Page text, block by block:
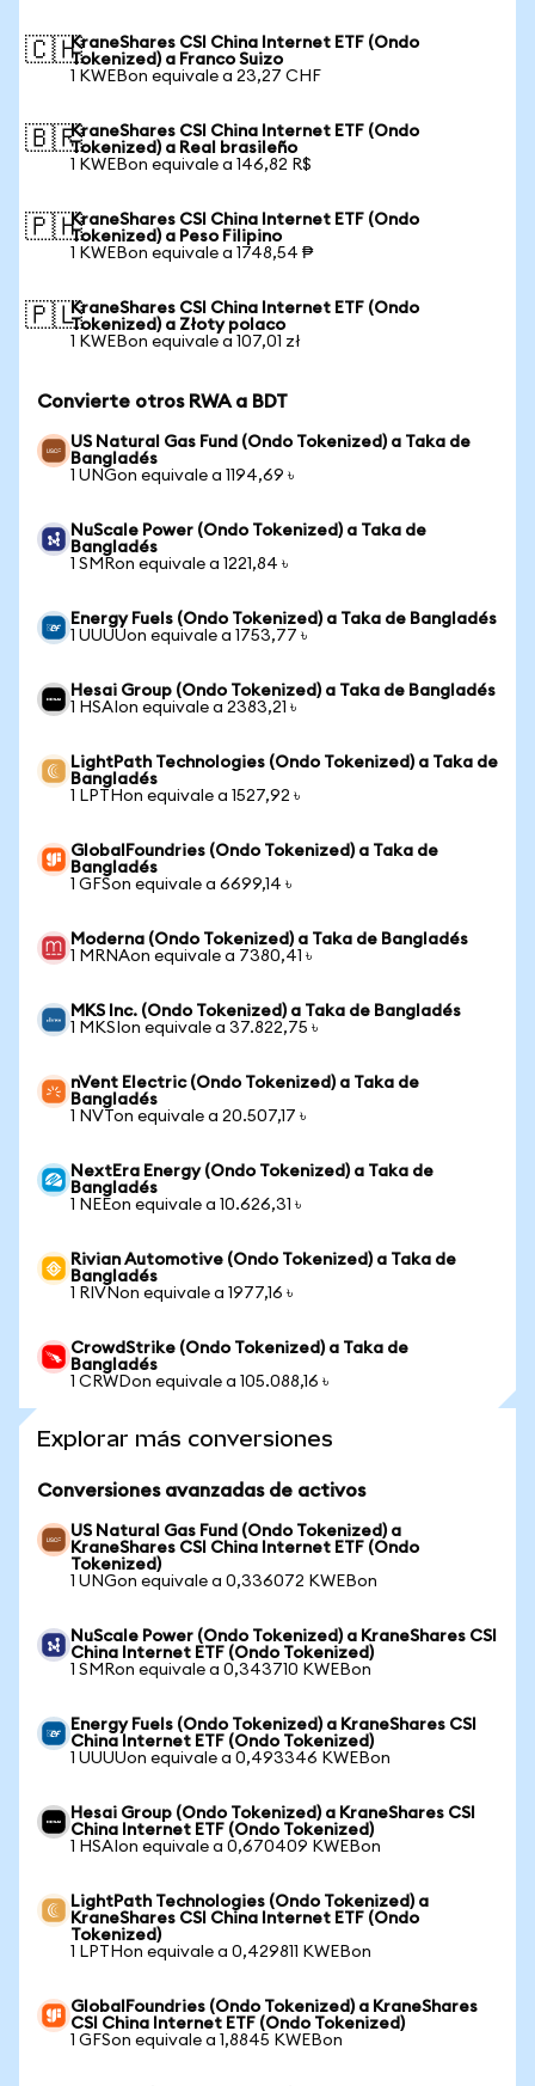
🇨🇭KraneShares CSI China Internet ETF (Ondo
Tokenized) a Franco Suizo
1 KWEBon equivale a 23,27 CHF
🇧🇷KraneShares CSI China Internet ETF (Ondo
Tokenized) a Real brasileño
1 KWEBon equivale a 146,82 R$
🇵🇭KraneShares CSI China Internet ETF (Ondo
Tokenized) a Peso Filipino
1 KWEBon equivale a 1748,54 ₱
🇵🇱KraneShares CSI China Internet ETF (Ondo
Tokenized) a Złoty polaco
1 KWEBon equivale a 107,01 zł
Convierte otros RWA a BDT
US Natural Gas Fund (Ondo Tokenized) a Taka de
Bangladés
1 UNGon equivale a 1194,69 ৳
NuScale Power (Ondo Tokenized) a Taka de
Bangladés
1 SMRon equivale a 1221,84 ৳
Energy Fuels (Ondo Tokenized) a Taka de Bangladés
1 UUUUon equivale a 1753,77 ৳
Hesai Group (Ondo Tokenized) a Taka de Bangladés
1 HSAIon equivale a 2383,21 ৳
LightPath Technologies (Ondo Tokenized) a Taka de
Bangladés
1 LPTHon equivale a 1527,92 ৳
GlobalFoundries (Ondo Tokenized) a Taka de
Bangladés
1 GFSon equivale a 6699,14 ৳
Moderna (Ondo Tokenized) a Taka de Bangladés
1 MRNAon equivale a 7380,41 ৳
MKS Inc. (Ondo Tokenized) a Taka de Bangladés
1 MKSIon equivale a 37.822,75 ৳
nVent Electric (Ondo Tokenized) a Taka de
Bangladés
1 NVTon equivale a 20.507,17 ৳
NextEra Energy (Ondo Tokenized) a Taka de
Bangladés
1 NEEon equivale a 10.626,31 ৳
Rivian Automotive (Ondo Tokenized) a Taka de
Bangladés
1 RIVNon equivale a 1977,16 ৳
CrowdStrike (Ondo Tokenized) a Taka de
Bangladés
1 CRWDon equivale a 105.088,16 ৳
Explorar más conversiones
Conversiones avanzadas de activos
US Natural Gas Fund (Ondo Tokenized) a
KraneShares CSI China Internet ETF (Ondo
Tokenized)
1 UNGon equivale a 0,336072 KWEBon
NuScale Power (Ondo Tokenized) a KraneShares CSI
China Internet ETF (Ondo Tokenized)
1 SMRon equivale a 0,343710 KWEBon
Energy Fuels (Ondo Tokenized) a KraneShares CSI
China Internet ETF (Ondo Tokenized)
1 UUUUon equivale a 0,493346 KWEBon
Hesai Group (Ondo Tokenized) a KraneShares CSI
China Internet ETF (Ondo Tokenized)
1 HSAIon equivale a 0,670409 KWEBon
LightPath Technologies (Ondo Tokenized) a
KraneShares CSI China Internet ETF (Ondo
Tokenized)
1 LPTHon equivale a 0,429811 KWEBon
GlobalFoundries (Ondo Tokenized) a KraneShares
CSI China Internet ETF (Ondo Tokenized)
1 GFSon equivale a 1,8845 KWEBon